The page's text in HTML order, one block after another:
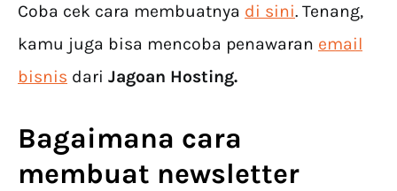
Coba cek cara membuatnya di sini. Tenang,
kamu juga bisa mencoba penawaran email
bisnis dari Jagoan Hosting.
Bagaimana cara
membuat newsletter